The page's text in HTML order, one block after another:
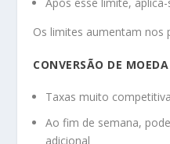
Os limites aumentam nos
CONVERSÃO DE MOEDA
Taxas muito
Ao fim de semana,
adicional